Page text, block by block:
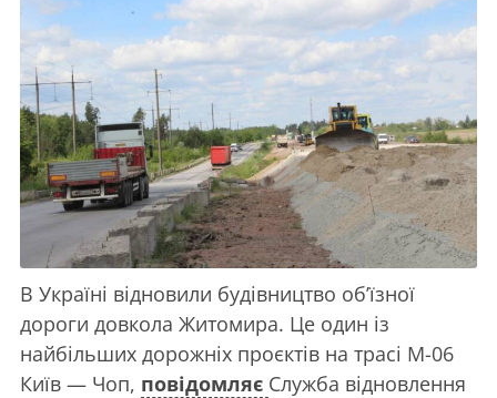
В Україні відновили будівництво об’їзної
дороги довкола Житомира. Це один із
найбільших дорожніх проєктів на трасі М-06
Київ — Чоп, повідомляє Служба відновлення